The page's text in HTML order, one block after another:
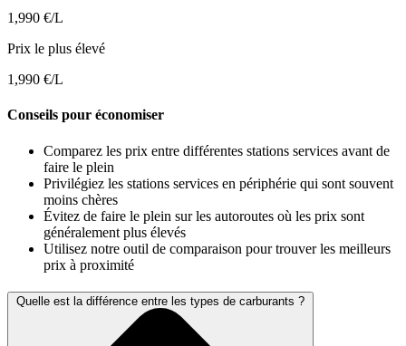
1,990 €/L
Prix le plus élevé
1,990 €/L
Conseils pour économiser
Comparez les prix entre différentes stations services avant de
faire le plein
Privilégiez les stations services en périphérie qui sont souvent
moins chères
Évitez de faire le plein sur les autoroutes où les prix sont
généralement plus élevés
Utilisez notre outil de comparaison pour trouver les meilleurs
prix à proximité
Quelle est la différence entre les types de carburants ?